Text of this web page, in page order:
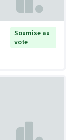
Soumise au
vote